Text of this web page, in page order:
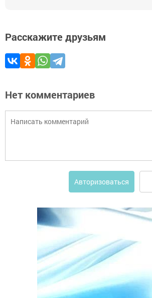
Расскажите друзьям
Нет комментариев
Авторизоваться